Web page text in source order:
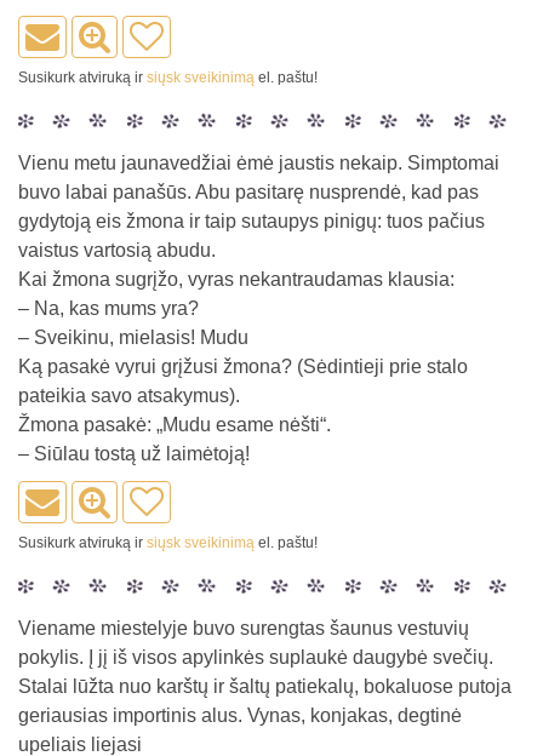
Susikurk atviruką ir siųsk sveikinimą el. paštu!
Vienu metu jaunavedžiai ėmė jaustis nekaip. Simptomai
buvo labai panašūs. Abu pasitarę nusprendė, kad pas
gydytoją eis žmona ir taip sutaupys pinigų: tuos pačius
vaistus vartosią abudu.
Kai žmona sugrįžo, vyras nekantraudamas klausia:
– Na, kas mums yra?
– Sveikinu, mielasis! Mudu
Ką pasakė vyrui grįžusi žmona? (Sėdintieji prie stalo
pateikia savo atsakymus).
Žmona pasakė: „Mudu esame nėšti“.
– Siūlau tostą už laimėtoją!
Susikurk atviruką ir siųsk sveikinimą el. paštu!
Viename miestelyje buvo surengtas šaunus vestuvių
pokylis. Į jį iš visos apylinkės suplaukė daugybė svečių.
Stalai lūžta nuo karštų ir šaltų patiekalų, bokaluose putoja
geriausias importinis alus. Vynas, konjakas, degtinė
upeliais liejasi